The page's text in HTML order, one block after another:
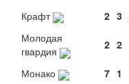
Крафт
2 3
Молодая
гвардия
2 2
Монако
7 1